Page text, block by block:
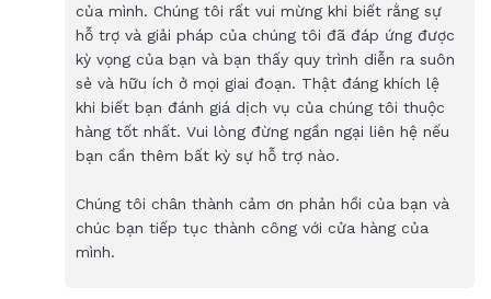
của mình. Chúng tôi rất vui mừng khi biết rằng sự
hỗ trợ và giải pháp của chúng tôi đã đáp ứng được
kỳ vọng của bạn và bạn thấy quy trình diễn ra suôn
sẻ và hữu ích ở mọi giai đoạn. Thật đáng khích lệ
khi biết bạn đánh giá dịch vụ của chúng tôi thuộc
hàng tốt nhất. Vui lòng đừng ngần ngại liên hệ nếu
bạn cần thêm bất kỳ sự hỗ trợ nào.
Chúng tôi chân thành cảm ơn phản hồi của bạn và
chúc bạn tiếp tục thành công với cửa hàng của
mình.